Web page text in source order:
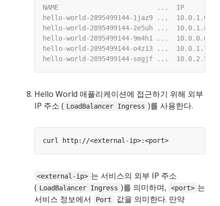
Hello World 애플리케이션에 접근하기 위해 외부
IP 주소 ( LoadBalancer Ingress )를 사용한다.
<external-ip> 는 서비스의 외부 IP 주소
( LoadBalancer Ingress )를 의미하며, <port> 는
서비스 정보에서
Port
값을 의미한다. 만약